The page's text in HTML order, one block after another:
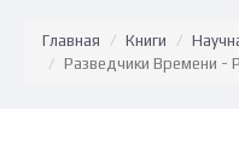
Главная Книги
Разведчики Времени -